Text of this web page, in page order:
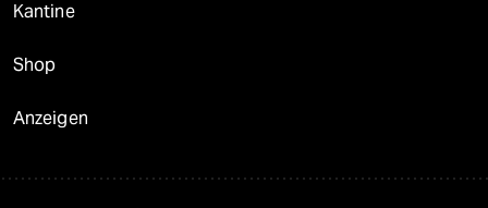
Kantine
Shop
Anzeigen